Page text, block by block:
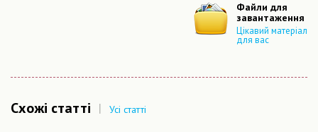
Файли для
завантаження
Цікавий матеріал
для вас
Схожі статті | Усі статті